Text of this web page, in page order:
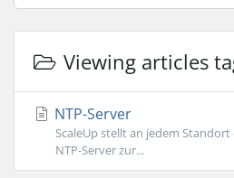
Viewing articles
NTP-Server
ScaleUp stellt an jedem
NTP-Server zur...